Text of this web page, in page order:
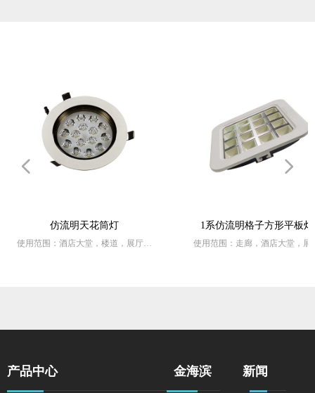
仿流明天花筒灯
使用范围：酒店大堂，楼道，展厅，
1系仿流明格子方形平板灯
使用范围：走廊，酒店大堂，展
넳 넲
产品中心 金海滨 新闻